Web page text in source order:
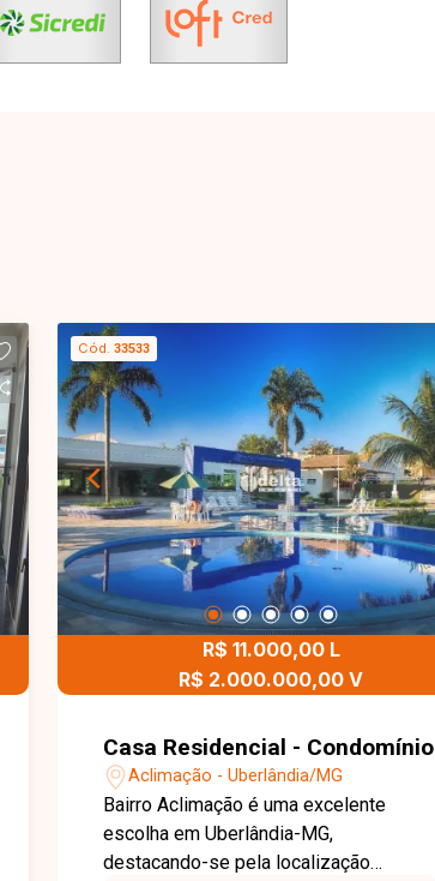
Cód. 33533
R$ 11.000,00 L
R$ 2.000.000,00 V
Casa Residencial - Condomínio
Aclimação - Uberlândia/MG
Bairro Aclimação é uma excelente
escolha em Uberlândia-MG,
destacando-se pela localização